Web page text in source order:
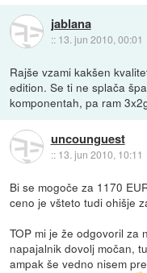
jablana
:: 13. jun 2010, 00:01
Rajše vzami kakšen
edition. Se ti ne splača
komponentah, pa ram
uncounguest
:: 13. jun 2010, 10:11
Bi se mogoče za 1170
ceno je všteto tudi ohišje
TOP mi je že odgovoril za
napajalnik dovolj močan,
ampak še vedno nisem